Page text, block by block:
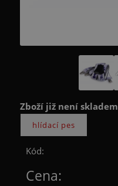
Zboží již není skladem
Kód:
Cena: